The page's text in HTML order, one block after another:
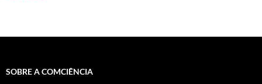
SOBRE A COMCIÊNCIA